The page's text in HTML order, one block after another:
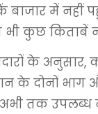
बाजार में नहीं
भी कुछ किताबें
के अनुसार,
के दोनों भाग
तक उपलब्ध